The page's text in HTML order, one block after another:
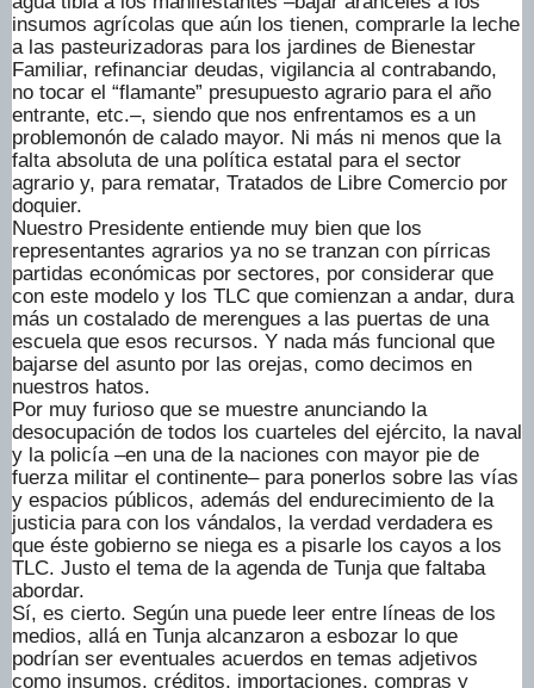
insumos agrícolas que aún los tienen, comprarle la leche
a las pasteurizadoras para los jardines de Bienestar
Familiar, refinanciar deudas, vigilancia al contrabando,
no tocar el “flamante” presupuesto agrario para el año
entrante, etc.–, siendo que nos enfrentamos es a un
problemonón de calado mayor. Ni más ni menos que la
falta absoluta de una política estatal para el sector
agrario y, para rematar, Tratados de Libre Comercio por
doquier.
Nuestro Presidente entiende muy bien que los
representantes agrarios ya no se tranzan con pírricas
partidas económicas por sectores, por considerar que
con este modelo y los TLC que comienzan a andar, dura
más un costalado de merengues a las puertas de una
escuela que esos recursos. Y nada más funcional que
bajarse del asunto por las orejas, como decimos en
nuestros hatos.
Por muy furioso que se muestre anunciando la
desocupación de todos los cuarteles del ejército, la naval
y la policía –en una de la naciones con mayor pie de
fuerza militar el continente– para ponerlos sobre las vías
y espacios públicos, además del endurecimiento de la
justicia para con los vándalos, la verdad verdadera es
que éste gobierno se niega es a pisarle los cayos a los
TLC. Justo el tema de la agenda de Tunja que faltaba
abordar.
Sí, es cierto. Según una puede leer entre líneas de los
medios, allá en Tunja alcanzaron a esbozar lo que
podrían ser eventuales acuerdos en temas adjetivos
como insumos, créditos, importaciones, compras y